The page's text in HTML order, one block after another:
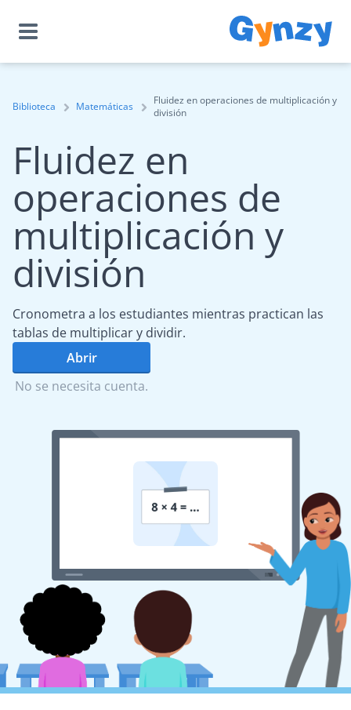
Biblioteca Matemáticas
Fluidez en operaciones de multiplicación y
división
Fluidez en
operaciones de
multiplicación y
división
Cronometra a los estudiantes mientras practican las
tablas de multiplicar y dividir.
Abrir
No se necesita cuenta.